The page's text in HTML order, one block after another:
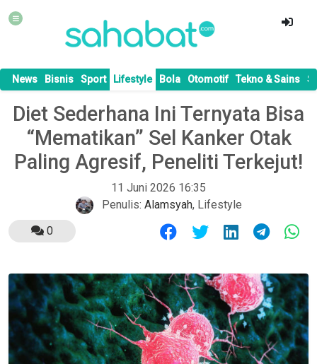
News Bisnis Sport Lifestyle Bola Otomotif Tekno & Sains
Diet Sederhana Ini Ternyata Bisa
“Mematikan” Sel Kanker Otak
Paling Agresif, Peneliti Terkejut!
11 Juni 2026 16:35
Penulis: Alamsyah, Lifestyle
0